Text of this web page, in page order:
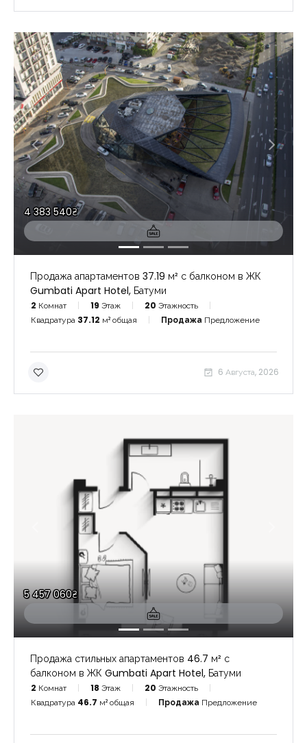
4 383 540₴
Продажа апартаментов 37.19 м² с балконом в ЖК
Gumbati Apart Hotel, Батуми
2 Комнат 19 Этаж 20 Этажность
Квадратура 37.12 м² общая Продажа Предложение
6 Августа, 2026
5 457 060₴
Продажа стильных апартаментов 46.7 м² с
балконом в ЖК Gumbati Apart Hotel, Батуми
2 Комнат 18 Этаж 20 Этажность
Квадратура 46.7 м² общая Продажа Предложение